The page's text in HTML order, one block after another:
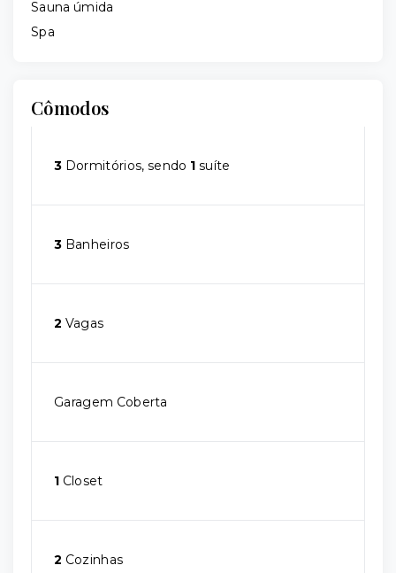
Sauna úmida
Spa
Cômodos
3 Dormitórios, sendo 1 suíte
3 Banheiros
2 Vagas
Garagem Coberta
1 Closet
2 Cozinhas